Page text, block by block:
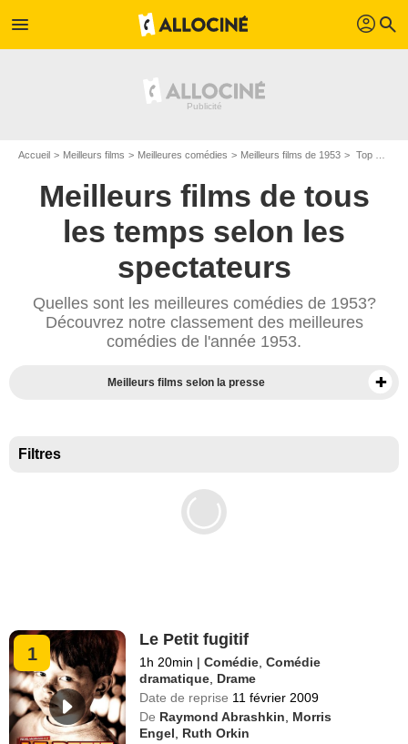
menu profil search
Accueil Meilleurs films Meilleures comédies Meilleurs films de 1953 Top comédies de 1953
Meilleurs films de tous
les temps selon les
spectateurs
Quelles sont les meilleures comédies de 1953?
Découvrez notre classement des meilleures
comédies de l'année 1953.
Meilleurs films selon la presse
Filtres
1
Le Petit fugitif
1h 20min | Comédie ,Comédie
dramatique Drame
Date de reprise 11 février 2009
De Raymond Abrashkin
Morris
Engel
Ruth Orkin